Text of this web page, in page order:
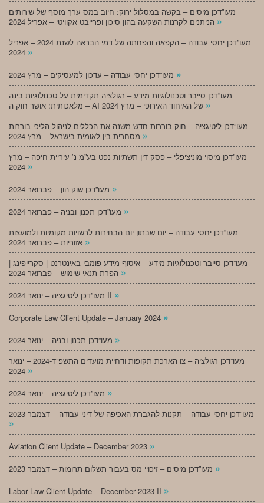
מעו”דכן מיסים – בקשה במסלול ירוק: חיוב במס ערך מוסף של שירותים
»
מעו”דכן יחסי עבודה – הקפאה והפחתה של דמי הבראה לשנת 2024 – אפריל
»
»
מעו”דכן סייבר וטכנולוגיות מידע – רגולציה תקדימית על טכנולוגיות בינה
»
מעו”דכן ליטיגציה – חוק בוררות חדש משנה את הכללים לניהול הליכי בוררות
»
מעו”דכן מיסוי מוניציפלי – פסק דין תשתיות נפט בע”מ נ’ עיריית חיפה – מרץ
»
»
»
מעו”דכן יחסי עבודה – יום שבתון יום הבחירות לרשויות מקומיות ולמועצות
»
מעו”דכן סייבר וטכנולוגיות מידע – איסוף מידע פומבי באינטרנט | סקרייפינג |
»
מעו”דכן ליטיגציה – ינואר 2024 II »
Corporate Law Client Update – January 2024 »
»
מעו”דכן רגולציה – צו הארכת תקופות ודחיית מועדים התשפ”ד-2024 – ינואר
»
»
מעו”דכן יחסי עבודה – תקנות להגברת האכיפה של דיני עבודה – דצמבר 2023
»
Aviation Client Update – December 2023 »
»
Labor Law Client Update – December 2023 II »